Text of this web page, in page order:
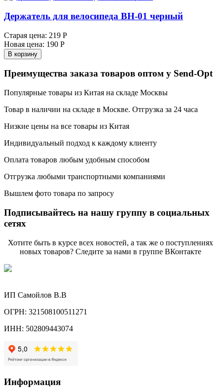
Держатель для велосипеда BH-01 черный
Старая цена: 219 Р
Новая цена: 190 Р
В корзину
Преимущества заказа товаров оптом у Send-Opt
Популярные товары из Китая на складе Москвы
Товар в наличии на складе в Москве. Отгрузка за 24 часа
Низкие цены на все товары из Китая
Индивидуальный подход к каждому клиенту
Оплата товаров любым удобным способом
Отгрузка любыми транспортными компаниями
Вышлем фото товара по запросу
Подписывайтесь на нашу группу в социальных
сетях
Хотите быть в курсе всех новостей, а так же о поступлениях
новых товаров? Следите за нами в группе ВКонтакте
ИП Самойлов В.В
ОГРН: 321508100511271
ИНН: 502809443074
Информация